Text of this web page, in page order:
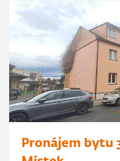
Pronájem bytu